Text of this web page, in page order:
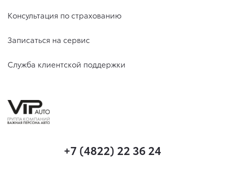
Консультация по страхованию
Записаться на сервис
Служба клиентской поддержки
+7 (4822) 22 36 24